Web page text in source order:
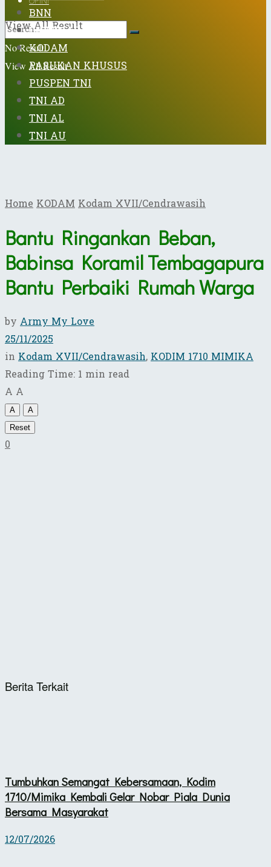
No Result
View All Result
View All Result
BNN
DISPENAD
KODAM
PASUKAN KHUSUS
PUSPEN TNI
TNI AD
TNI AL
TNI AU
HomeKODAMKodam XVII/Cendrawasih
Bantu Ringankan Beban,
Babinsa Koramil Tembagapura
Bantu Perbaiki Rumah Warga
by Army My Love
25/11/2025
in Kodam XVII/Cendrawasih,KODIM 1710 MIMIKA
Reading Time: 1 min read
A A
A
A
Reset
0
Berita Terkait
Tumbuhkan Semangat Kebersamaan, Kodim
1710/Mimika Kembali Gelar Nobar Piala Dunia
Bersama Masyarakat
12/07/2026